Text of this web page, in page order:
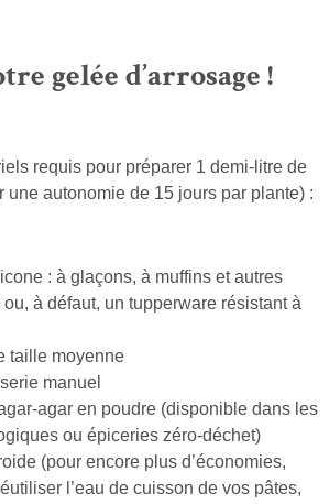
gelée d’arrosage !
requis pour préparer 1 demi-litre de
une autonomie de 15 jours par plante) :
: à glaçons, à muffins et autres
à défaut, un tupperware résistant à
taille moyenne
manuel
agar en poudre (disponible dans les
ou épiceries zéro-déchet)
(pour encore plus d’économies,
l’eau de cuisson de vos pâtes,